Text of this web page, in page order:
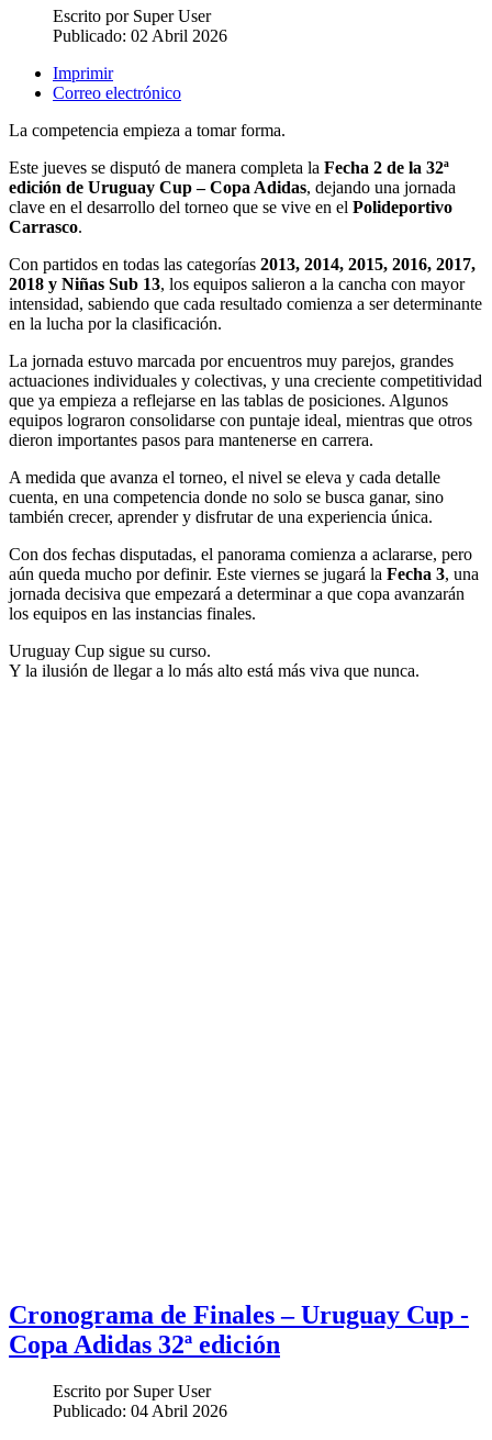
Escrito por Super User
Publicado: 02 Abril 2026
Imprimir
Correo electrónico
La competencia empieza a tomar forma.
Este jueves se disputó de manera completa la Fecha 2 de la 32ª
edición de Uruguay Cup – Copa Adidas, dejando una jornada
clave en el desarrollo del torneo que se vive en el Polideportivo
Carrasco.
Con partidos en todas las categorías 2013, 2014, 2015, 2016, 2017,
2018 y Niñas Sub 13, los equipos salieron a la cancha con mayor
intensidad, sabiendo que cada resultado comienza a ser determinante
en la lucha por la clasificación.
La jornada estuvo marcada por encuentros muy parejos, grandes
actuaciones individuales y colectivas, y una creciente competitividad
que ya empieza a reflejarse en las tablas de posiciones. Algunos
equipos lograron consolidarse con puntaje ideal, mientras que otros
dieron importantes pasos para mantenerse en carrera.
A medida que avanza el torneo, el nivel se eleva y cada detalle
cuenta, en una competencia donde no solo se busca ganar, sino
también crecer, aprender y disfrutar de una experiencia única.
Con dos fechas disputadas, el panorama comienza a aclararse, pero
aún queda mucho por definir. Este viernes se jugará la Fecha 3, una
jornada decisiva que empezará a determinar a que copa avanzarán
los equipos en las instancias finales.
Uruguay Cup sigue su curso.
Y la ilusión de llegar a lo más alto está más viva que nunca.
Cronograma de Finales – Uruguay Cup -
Copa Adidas 32ª edición
Escrito por Super User
Publicado: 04 Abril 2026